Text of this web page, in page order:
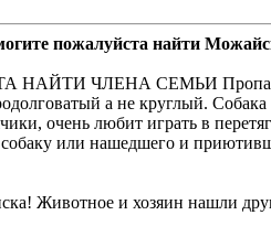
пожалуйста найти
ЧЛЕНА СЕМЬИ Пропала
а не круглый.
очень любит играть в
или нашедшего и